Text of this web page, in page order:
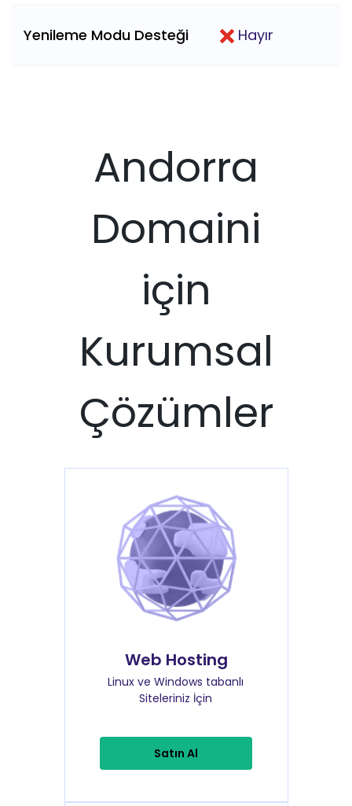
Yenileme Modu Desteği Hayır
Andorra
Domaini
için
Kurumsal
Çözümler
Web Hosting
Linux ve Windows tabanlı
Siteleriniz İçin
Satın Al